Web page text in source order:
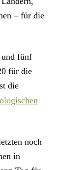
– für die
und fünf
für die
die
noch
in